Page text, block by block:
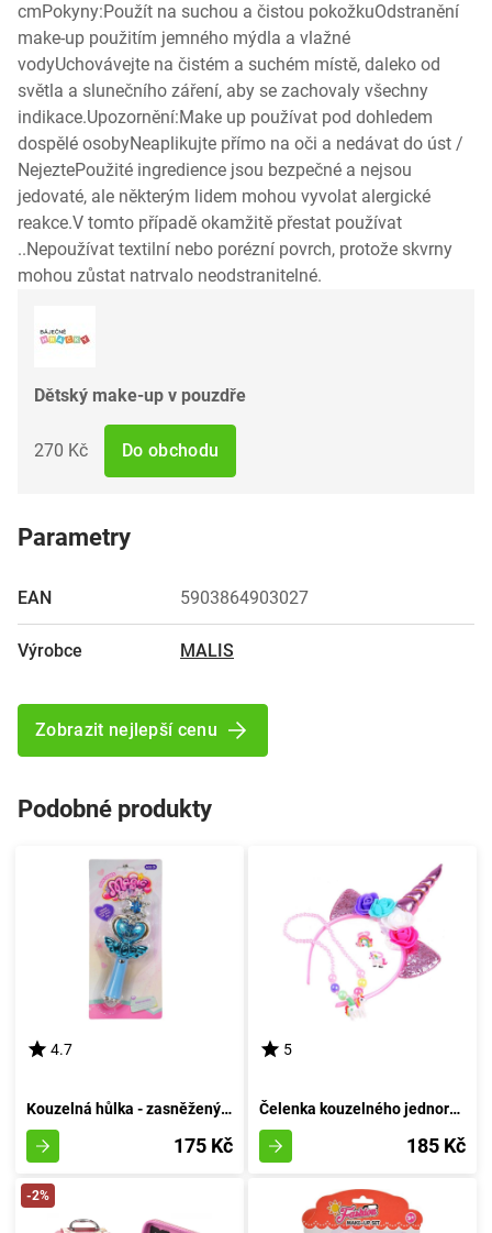
cmPokyny:Použít na suchou a čistou pokožkuOdstranění
make-up použitím jemného mýdla a vlažné
vodyUchovávejte na čistém a suchém místě, daleko od
světla a slunečního záření, aby se zachovaly všechny
indikace.Upozornění:Make up používat pod dohledem
dospělé osobyNeaplikujte přímo na oči a nedávat do úst /
NejeztePoužité ingredience jsou bezpečné a nejsou
jedovaté, ale některým lidem mohou vyvolat alergické
reakce.V tomto případě okamžitě přestat používat
..Nepoužívat textilní nebo porézní povrch, protože skvrny
mohou zůstat natrvalo neodstranitelné.
Dětský make-up v pouzdře
270 Kč Do obchodu
Parametry
EAN 5903864903027
Výrobce MALIS
Zobrazit nejlepší cenu
Podobné produkty
4.7
Kouzelná hůlka - zasněžený krystalek - azurová
175 Kč
5
Čelenka kouzelného jednorožce s přídavky
185 Kč
-2%